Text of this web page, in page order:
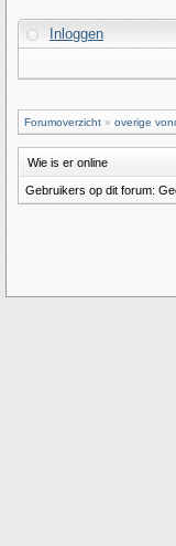
Inloggen
Forumoverzicht » overige
Wie is er online
Gebruikers op dit forum: